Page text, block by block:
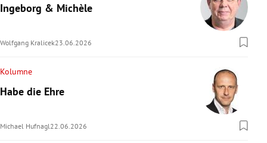
Ingeborg & Michèle
Wolfgang Kralicek23.06.2026
Kolumne
Habe die Ehre
Michael Hufnagl 22.06.2026